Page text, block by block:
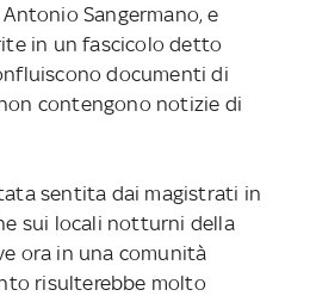
Sangermano, e
in un fascicolo detto
documenti di
contengono notizie di
sentita dai magistrati in
sui locali notturni della
ora in una comunità
risulterebbe molto